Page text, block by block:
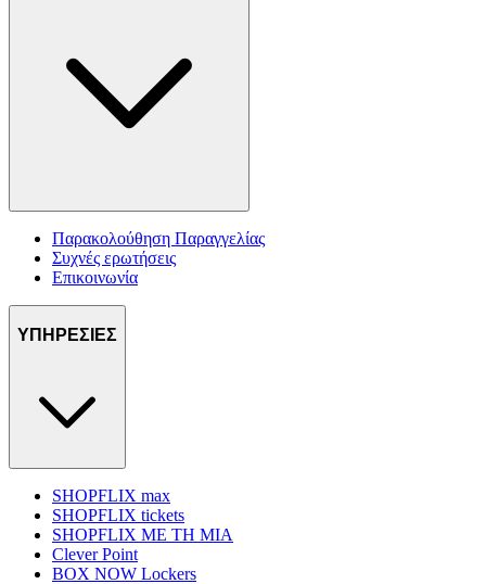
Παρακολούθηση Παραγγελίας
Συχνές ερωτήσεις
Επικοινωνία
ΥΠΗΡΕΣΙΕΣ
SHOPFLIX max
SHOPFLIX tickets
SHOPFLIX ΜΕ ΤΗ ΜΙΑ
Clever Point
BOX NOW Lockers